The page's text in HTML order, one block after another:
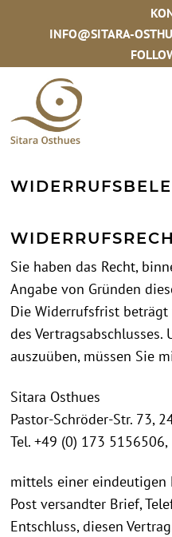
INFO@SITARA-
BERATUNG
ONLINE-SEMINARE
MEDITATION
RETREATS
Sie haben das Recht,
Angabe von Gründen
Die Widerrufsfrist beträgt
des
auszuüben, müssen Sie
Sitara Osthues
Pastor-Schröder-Str. 73,
Tel. +49 (0) 173
mittels einer eindeutigen
Post versandter Brief,
Entschluss, diesen